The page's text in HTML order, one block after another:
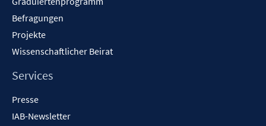
Befragungen
Projekte
Wissenschaftlicher Beirat
Services
Presse
IAB-Newsletter